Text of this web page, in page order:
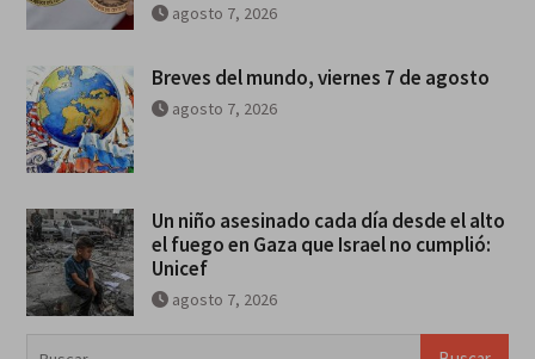
agosto 7, 2026
Breves del mundo, viernes 7 de agosto
agosto 7, 2026
Un niño asesinado cada día desde el alto
el fuego en Gaza que Israel no cumplió:
Unicef
agosto 7, 2026